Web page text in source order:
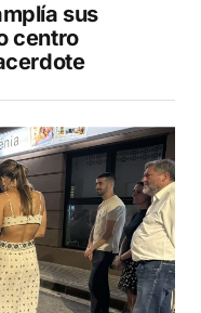
sus
centro